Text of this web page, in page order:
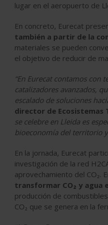
lugar en el aeropuerto de
En concreto, Eurecat
también a partir de la
materiales se pueden
el objetivo de reducir de
“En Eurecat contamos con
catalizadores avanzados,
escalado de soluciones
director de Ecosistemas
se celebre en Lleida es
bioeconomía del territorio
En la jornada, Eurecat
investigación de la red
aprovechamiento del CO₂.
transformar CO₂ y agua
producción de
CO₂ que se genera en la